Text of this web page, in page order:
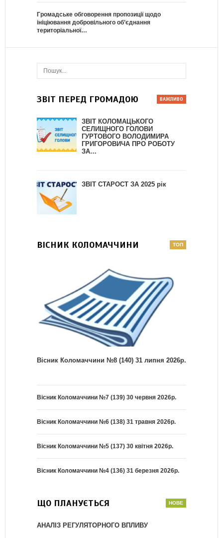
Громадське обговорення пропозиції щодо
ініціювання добровільного об’єднання
територіальної…
ЗВІТ ПЕРЕД ГРОМАДОЮ
ЗВІТ КОЛОМАЦЬКОГО
СЕЛИЩНОГО ГОЛОВИ
ГУРТОВОГО ВОЛОДИМИРА
ГРИГОРОВИЧА ПРО РОБОТУ
ЗА…
ЗВІТ СТАРОСТ ЗА 2025 рік
ВІСНИК КОЛОМАЧЧИНИ
Вісник Коломаччини №8 (140) 31 липня 2026р.
Вісник Коломаччини №7 (139) 30 червня 2026р.
Вісник Коломаччини №6 (138) 31 травня 2026р.
Вісник Коломаччини №5 (137) 30 квітня 2026р.
Вісник Коломаччини №4 (136) 31 березня 2026р.
ЩО ПЛАНУЄТЬСЯ
АНАЛІЗ РЕГУЛЯТОРНОГО ВПЛИВУ